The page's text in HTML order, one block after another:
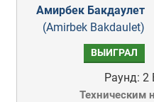
Амирбек Бакдаулет
(Amirbek Bakdaulet)
ВЫИГРАЛ
Раунд: 2
Техническим